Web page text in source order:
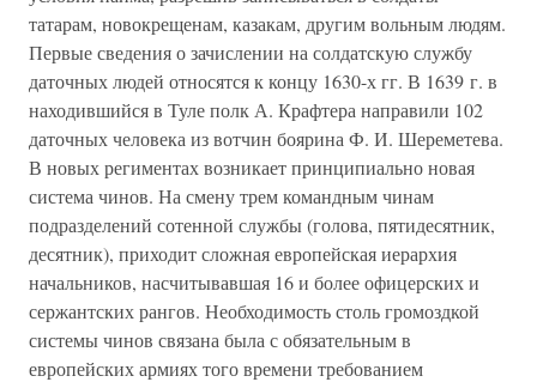
татарам, новокрещенам, казакам, другим вольным людям.
Первые сведения о зачислении на солдатскую службу
даточных людей относятся к концу 1630-х гг. В 1639 г. в
находившийся в Туле полк А. Крафтера направили 102
даточных человека из вотчин боярина Ф. И. Шереметева.
В новых региментах возникает принципиально новая
система чинов. На смену трем командным чинам
подразделений сотенной службы (голова, пятидесятник,
десятник), приходит сложная европейская иерархия
начальников, насчитывавшая 16 и более офицерских и
сержантских рангов. Необходимость столь громоздкой
системы чинов связана была с обязательным в
европейских армиях того времени требованием